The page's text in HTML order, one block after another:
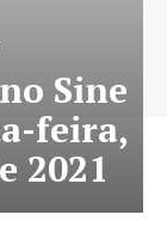
Sine
feira,
2021